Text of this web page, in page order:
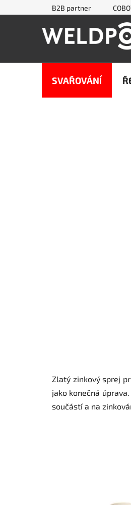
na
B2B partner
SVAŘOVÁNÍ
Zlatý zinkový sprej
jako konečná
součástí a na